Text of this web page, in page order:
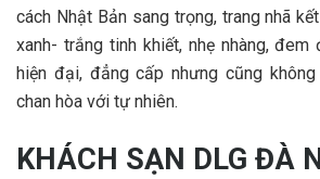
cách Nhật Bản sang trọng, trang nhã
xanh- trắng tinh khiết, nhẹ nhàng, đem
hiện đại, đẳng cấp nhưng cũng
chan hòa với tự nhiên.
KHÁCH SẠN DLG ĐÀ